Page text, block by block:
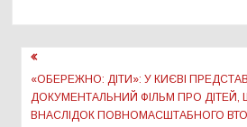
Навігація
записів
«ОБЕРЕЖНО: ДІТИ»: У КИЄВІ
ДОКУМЕНТАЛЬНИЙ ФІЛЬМ ПРО
ВНАСЛІДОК ПОВНОМАСШТАБНОГО